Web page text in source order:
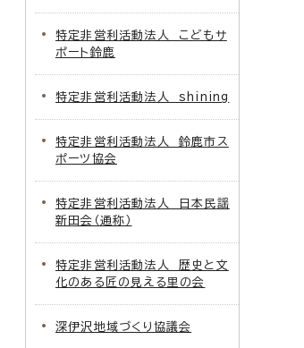
特定非営利活動法人 こどもサ
ポート鈴鹿
特定非営利活動法人 shining
特定非営利活動法人 鈴鹿市ス
ポーツ協会
特定非営利活動法人 日本民謡
新田会（通称）
特定非営利活動法人 歴史と文
化のある匠の見える里の会
深伊沢地域づくり協議会